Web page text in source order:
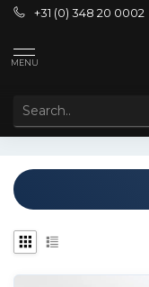
+31 (0) 348 20 0002
MENU
Tags
PRODUCTS